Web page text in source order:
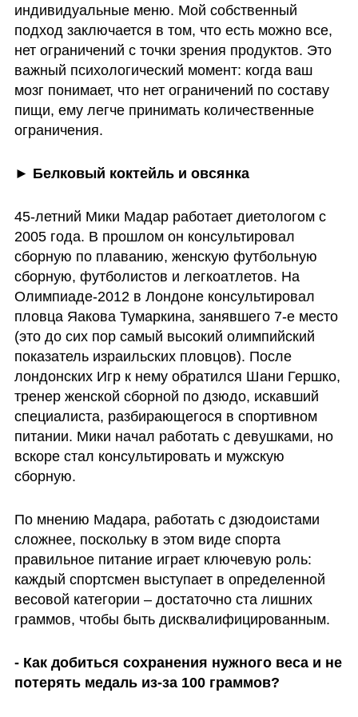
индивидуальные меню. Мой собственный
подход заключается в том, что есть можно все,
нет ограничений с точки зрения продуктов. Это
важный психологический момент: когда ваш
мозг понимает, что нет ограничений по составу
пищи, ему легче принимать количественные
ограничения.
► Белковый коктейль и овсянка
45-летний Мики Мадар работает диетологом с
2005 года. В прошлом он консультировал
сборную по плаванию, женскую футбольную
сборную, футболистов и легкоатлетов. На
Олимпиаде-2012 в Лондоне консультировал
пловца Яакова Тумаркина, занявшего 7-е место
(это до сих пор самый высокий олимпийский
показатель израильских пловцов). После
лондонских Игр к нему обратился Шани Гершко,
тренер женской сборной по дзюдо, искавший
специалиста, разбирающегося в спортивном
питании. Мики начал работать с девушками, но
вскоре стал консультировать и мужскую
сборную.
По мнению Мадара, работать с дзюдоистами
сложнее, поскольку в этом виде спорта
правильное питание играет ключевую роль:
каждый спортсмен выступает в определенной
весовой категории – достаточно ста лишних
граммов, чтобы быть дисквалифицированным.
- Как добиться сохранения нужного веса и не
потерять медаль из-за 100 граммов?